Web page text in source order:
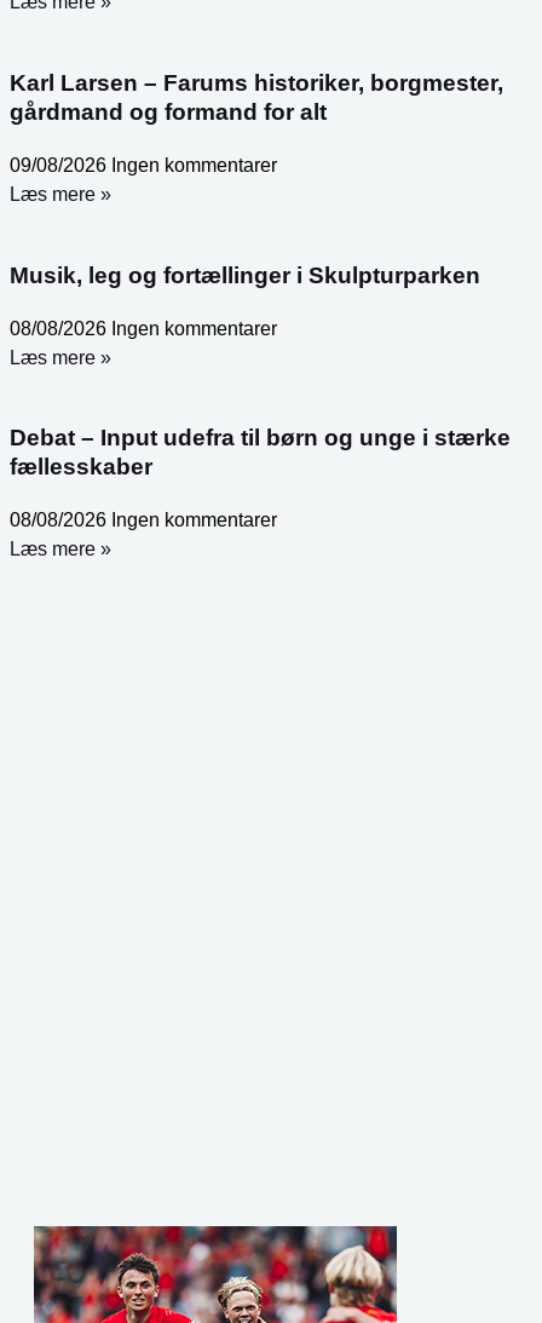
Karl Larsen – Farums historiker, borgmester,
gårdmand og formand for alt
09/08/2026 Ingen kommentarer
Læs mere »
Musik, leg og fortællinger i Skulpturparken
08/08/2026 Ingen kommentarer
Læs mere »
Debat – Input udefra til børn og unge i stærke
fællesskaber
08/08/2026 Ingen kommentarer
Læs mere »